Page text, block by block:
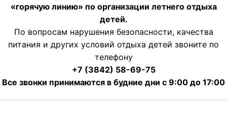
«горячую линию» по организации летнего отдыха
детей.
По вопросам нарушения безопасности, качества
питания и других условий отдыха детей звоните по
телефону
+7 (3842) 58-69-75
Все звонки принимаются в будние дни с 9:00 до 17:00